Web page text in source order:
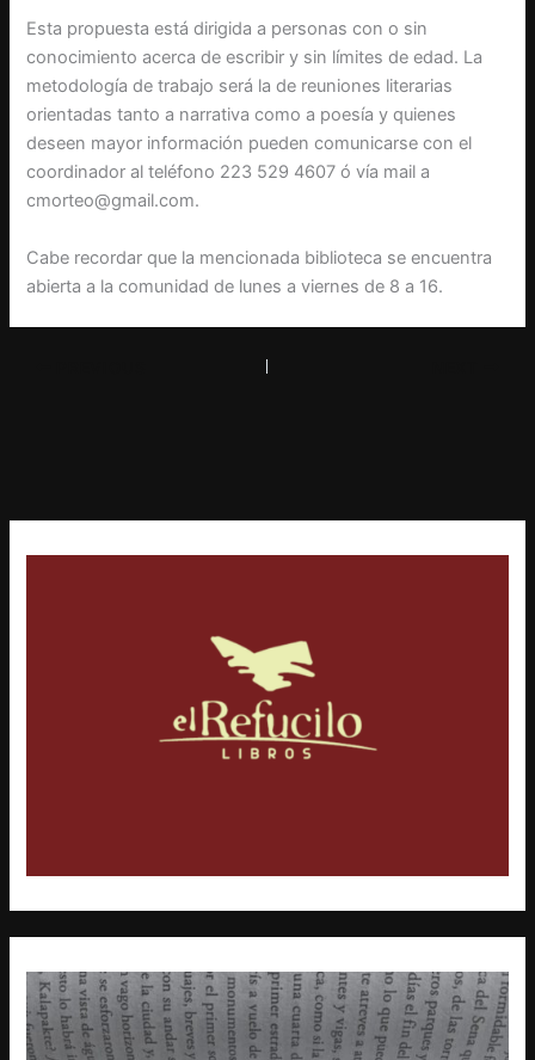
Esta propuesta está dirigida a personas con o sin
conocimiento acerca de escribir y sin límites de edad. La
metodología de trabajo será la de reuniones literarias
orientadas tanto a narrativa como a poesía y quienes
deseen mayor información pueden comunicarse con el
coordinador al teléfono 223 529 4607 ó vía mail a
cmorteo@gmail.com.
Cabe recordar que la mencionada biblioteca se encuentra
abierta a la comunidad de lunes a viernes de 8 a 16.